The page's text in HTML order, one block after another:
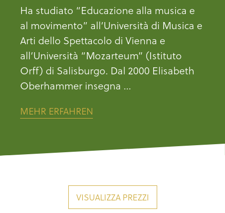
Ha studiato “Educazione alla musica e
al movimento” all’Università di Musica e
Arti dello Spettacolo di Vienna e
all’Università “Mozarteum” (Istituto
Orff) di Salisburgo. Dal 2000 Elisabeth
Oberhammer insegna ...
MEHR ERFAHREN
VISUALIZZA PREZZI